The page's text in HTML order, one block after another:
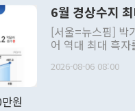
주의적 희망에 근
관의 대북 정책
관 부처 장관이
관의 무리한 대북
다. [정동영 통일부 장관이 지난달 23일 오후 서울 종로구 정부서울청사에
6월 경상수지
[서울=뉴스핌] 박
어 역대 최대 흑
료=한국은행] 한국은행이 6일 발표한 '2026년 6월 국제수지(잠정)'에 따르
2026-08-06 08:00
원